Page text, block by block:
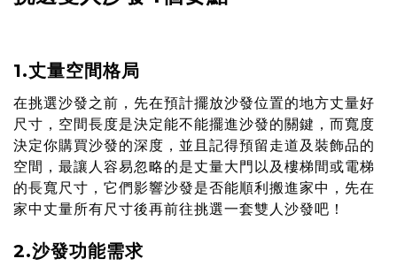
1.丈量空間格局
在挑選沙發之前，先在預計擺放沙發位置的地方丈量好
尺寸，空間長度是決定能不能擺進沙發的關鍵，而寬度
決定你購買沙發的深度，並且記得預留走道及裝飾品的
空間，最讓人容易忽略的是丈量大門以及樓梯間或電梯
的長寬尺寸，它們影響沙發是否能順利搬進家中，先在
家中丈量所有尺寸後再前往挑選一套雙人沙發吧！
2.沙發功能需求